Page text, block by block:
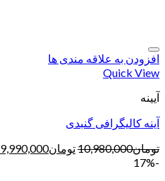
افزودن به علاقه مندی ها
Quick View
آیینه
آینه کالیگرافی گنبدی
تومان10,980,000تومان9,990,000
-17%